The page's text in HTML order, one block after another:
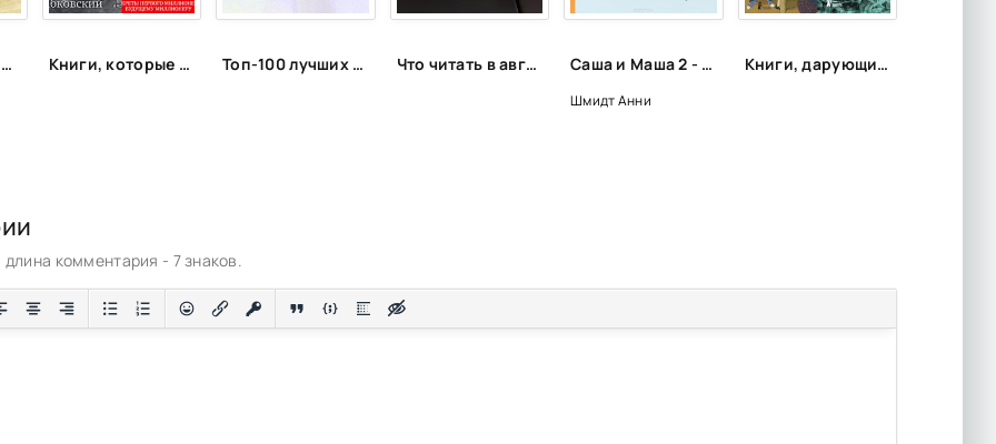
Цитаты из книг и фильмов, которые помогут не сдаться в трудную минуту или после неудачи Книги, которые подарят энергию Топ-100 лучших афоризмов и высказываний про себя Что читать в августе. Длинный список вышедших и планируемых книжных новинок (включая переиздания) Саша и Маша 2 - Анни Шмидт
Шмидт Анни
Книги, дарующие радость
комментария - 7 знаков.